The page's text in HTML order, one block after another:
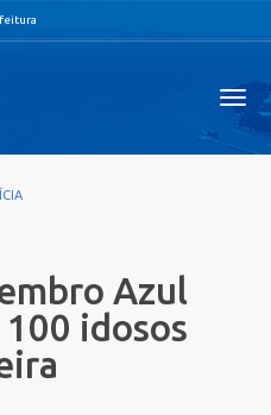
Azul
idosos